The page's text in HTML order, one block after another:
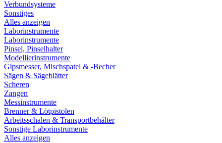
Verbundsysteme
Sonstiges
Alles anzeigen
Laborinstrumente
Laborinstrumente
Pinsel, Pinselhalter
Modellierinstrumente
Gipsmesser, Mischspatel & -Becher
Sägen & Sägeblätter
Scheren
Zangen
Messinstrumente
Brenner & Lötpistolen
Arbeitsschalen & Transportbehälter
Sonstige Laborinstrumente
Alles anzeigen